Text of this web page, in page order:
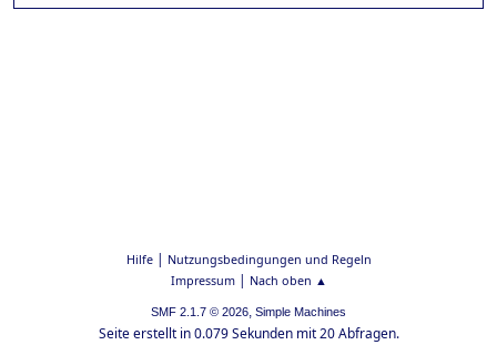
Hilfe| Nutzungsbedingungen und Regeln
Impressum| Nach oben ▲
SMF 2.1.7 © 2026, Simple Machines
Seite erstellt in 0.079 Sekunden mit 20 Abfragen.